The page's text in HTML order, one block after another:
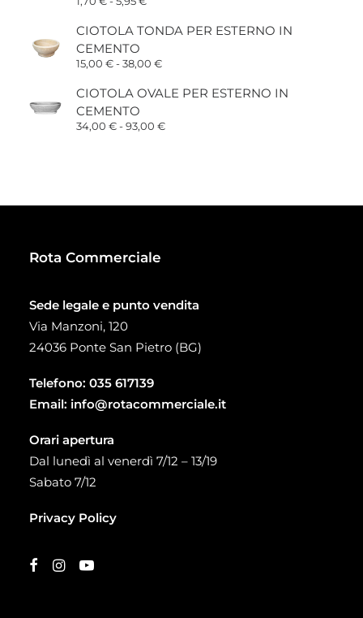
prezzo:
da
a
CIOTOLA TONDA PER ESTERNO IN
CEMENTO
15,00 €-38,00 €Fascia
prezzo:
da
a
CIOTOLA OVALE PER ESTERNO IN
CEMENTO
34,00 €-93,00 €Fascia
Rota Commerciale
Sede legale e punto vendita
Via Manzoni, 120
24036 Ponte San Pietro (BG)
Telefono: 035 617139
Email: info@rotacommerciale.it
Orari apertura
Dal lunedì al venerdì 7/12 – 13/19
Sabato 7/12
Privacy Policy